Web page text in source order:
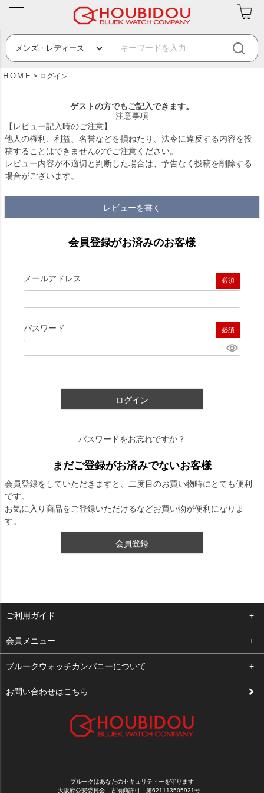
HOME ログイン
ゲストの方でもご記入できます。
注意事項
【レビュー記入時のご注意】
他人の権利、利益、名誉などを損ねたり、法令に違反する内容を投
稿することはできませんのでご注意ください。
レビュー内容が不適切と判断した場合は、予告なく投稿を削除する
場合がございます。
レビューを書く
会員登録がお済みのお客様
メールアドレス
(必須)
パスワード
(必須)
ログイン
パスワードをお忘れですか？
まだご登録がお済みでないお客様
会員登録をしていただきますと、二度目のお買い物時にとても便利
です。
お気に入り商品をご登録いただけるなどお買い物が便利になりま
す。
会員登録
ご利用ガイド
よくある質問
支払い・送料
修理依頼
会員メニュー
ログイン
お気に入り
ブルークウォッチカンパニーについて
会社概要
お問い合わせはこちら
ブルークはあなたのセキュリティーを守ります
大阪府公安委員会 古物商許可 第621113505921号